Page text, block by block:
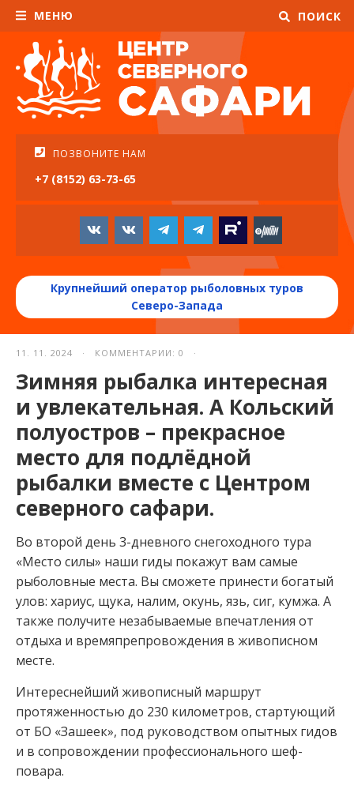
МЕНЮ ПОИСК
ПОЗВОНИТЕ НАМ
+7 (8152) 63-73-65
Крупнейший оператор рыболовных туров
Северо-Запада
11. 11. 2024 · КОММЕНТАРИИ: 0 ·
Зимняя рыбалка интересная
и увлекательная. А Кольский
полуостров – прекрасное
место для подлёдной
рыбалки вместе с Центром
северного сафари.
Во второй день 3-дневного снегоходного тура
«Место силы» наши гиды покажут вам самые
рыболовные места. Вы сможете принести богатый
улов: хариус, щука, налим, окунь, язь, сиг, кумжа. А
также получите незабываемые впечатления от
отдыха и времяпрепровождения в живописном
месте.
Интереснейший живописный маршрут
протяженностью до 230 километров, стартующий
от БО «Зашеек», под руководством опытных гидов
и в сопровождении профессионального шеф-
повара.